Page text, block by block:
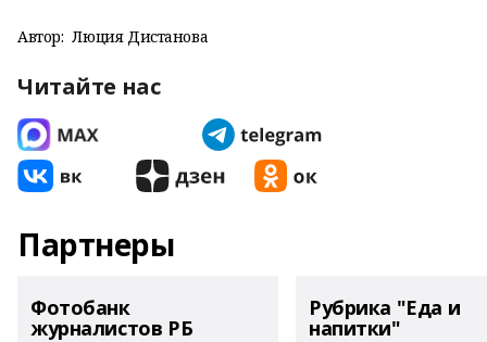
Автор: Люция Дистанова
Читайте нас
Партнеры
Фотобанк
журналистов РБ
Рубрика "Еда и
напитки"